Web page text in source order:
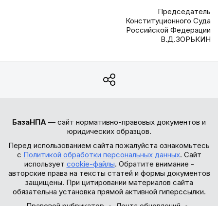
Председатель
Конституционного Суда
Российской Федерации
В.Д.ЗОРЬКИН
БазаНПА — сайт нормативно-правовых документов и
юридических образцов.
Перед использованием сайта пожалуйста ознакомьтесь
с Политикой обработки персональных данных. Сайт
использует cookie-файлы. Обратите внимание -
авторские права на тексты статей и формы документов
защищены. При цитировании материалов сайта
обязательна установка прямой активной гиперссылки.